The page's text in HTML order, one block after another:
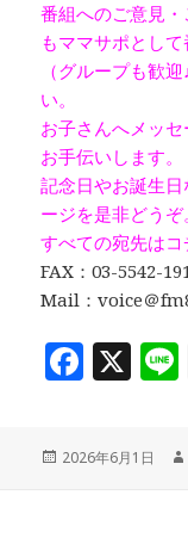
番組へのご意見
もママサポとして
（グループも歓
い。
お子さんへメッ
お手伝いします。
記念日やお誕生
ージを是非どうぞ
すべての宛先はコ
FAX：03-5542-
Mail：voice＠
F
c
e
X
e
投
2026年6月1日